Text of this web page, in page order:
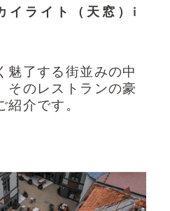
イライト（天窓）i
魅了する街並みの中
そのレストランの豪
介です。
ホーム
ブログ
YouTube